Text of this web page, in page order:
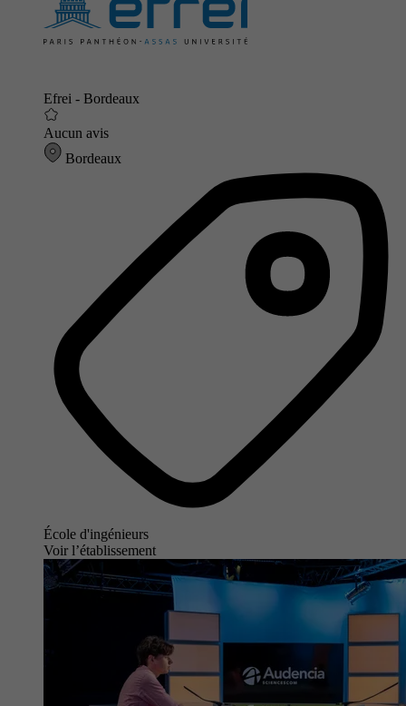
Efrei - Bordeaux
Aucun avis
Bordeaux
École d'ingénieurs
Voir l’établissement